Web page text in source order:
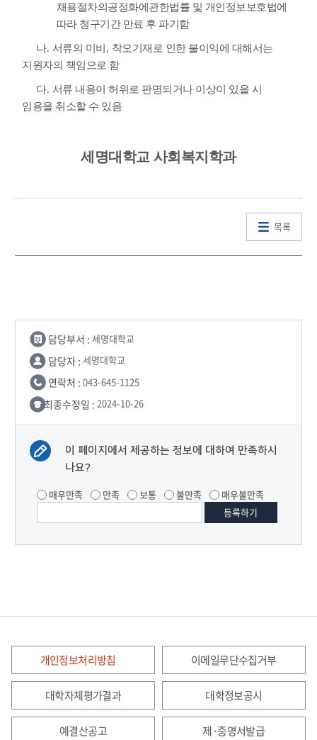
채용절차의공정화에관한법률 및 개인정보보호법에
따라 청구기간 만료 후 파기함
나. 서류의 미비 , 착오기재로 인한 불이익에 대해서는
지원자의 책임으로 함
다. 서류 내용이 허위로 판명되거나 이상이 있을 시
임용을 취소할 수 있음
세명대학교 사회복지학과
목록
담당부서 : 세명대학교
담당자 : 세명대학교
연락처 : 043-645-1125
최종수정일 : 2024-10-26
이 페이지에서 제공하는 정보에 대하여 만족하시
나요?
매우만족 만족 보통 불만족 매우불만족
개인정보처리방침 이메일무단수집거부
대학자체평가결과 대학정보공시
예결산공고 제·증명서발급